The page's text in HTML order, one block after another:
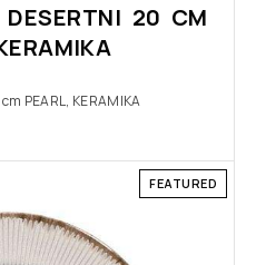
20 CM
PEARL, KERAMIKA
FEATURED